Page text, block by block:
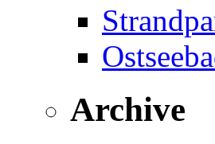
Archive